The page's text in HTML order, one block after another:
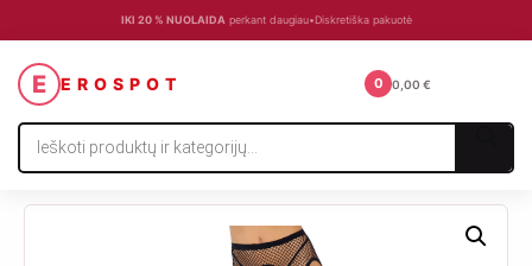
IKI 20 % NUOLAIDA perkant daugiau•Diskretiška pakuotė
E EROSPOT
Products
search
0 0,00 €